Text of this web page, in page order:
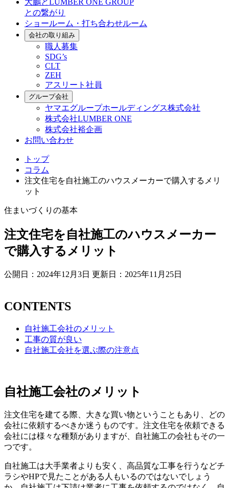
大鵬とLUMBER ONE GROUP
との繋がり
ショールーム・打ち合わせルーム
会社の取り組み
職人募集
SDG’s
CLT
ZEH
アスリート社員
グループ会社
ヤマエグループホールディングス株式会社
株式会社LUMBER ONE
株式会社裕企画
お問い合わせ
トップ
コラム
注文住宅を自社施工のハウスメーカーで購入するメリ
ット
住まいづくりの基本
注文住宅を自社施工のハウスメーカー
で購入するメリット
公開日：2024年12月3日 更新日：2025年11月25日
CONTENTS
自社施工会社のメリット
工事の質が良い
自社施工会社を選ぶ際の注意点
自社施工会社のメリット
注文住宅を建てる際、大きな買い物ということもあり、どの
会社に依頼するべきか迷うものです。注文住宅を依頼できる
会社には様々な種類がありますが、自社施工の会社もその一
つです。
自社施工は大手業者よりも安く、高品質な工事を行うなどチ
ラシやHPで見たことがある人もいるのではないでしょう